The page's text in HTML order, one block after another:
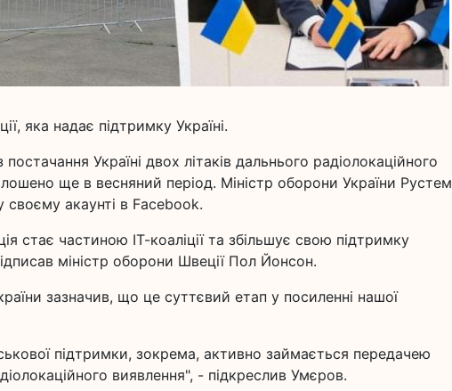
яка надає підтримку Україні.
Україні двох літаків дальнього радіолокаційного
ще в весняний період. Міністр оборони України Рустем
акаунті в Facebook.
стає частиною ІТ-коаліції та збільшує свою підтримку
міністр оборони Швеції Пол Йонсон.
зазначив, що це суттєвий етап у посиленні нашої
підтримки, зокрема, активно займається передачею
виявлення", - підкреслив Умєров.